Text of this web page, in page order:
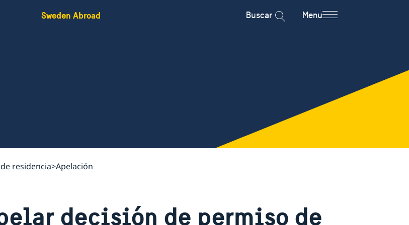
Sweden Abroad Buscar Menu
residencia Apelación
decisión de permiso de